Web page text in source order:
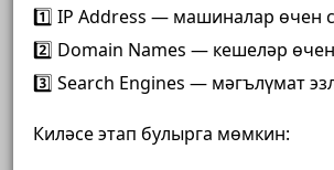
1️⃣ IP Address — машиналар өчен
2️⃣ Domain Names — кешеләр
3️⃣ Search Engines — мәгълүмат
Киләсе этап булырга мөмкин: